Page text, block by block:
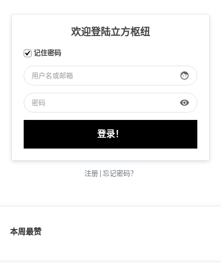
欢迎登陆立方枢纽
记住密码
face
visibility
注册| 忘记密码？
本周最赞